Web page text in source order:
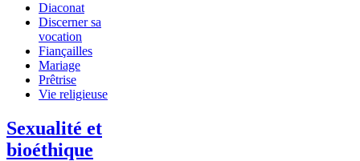
Diaconat
Discerner sa
vocation
Fiançailles
Mariage
Prêtrise
Vie religieuse
Sexualité et
bioéthique